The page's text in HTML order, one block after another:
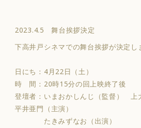
2023.4.5 舞台挨拶決定
下高井戸シネマでの舞台挨拶が決定し
日にち：4月22日（土）
時 間：20時15分の回上映終了後
登壇者：いまおかしんじ（監督） 上
平井亜門（主演）
たきみずなお（出演）